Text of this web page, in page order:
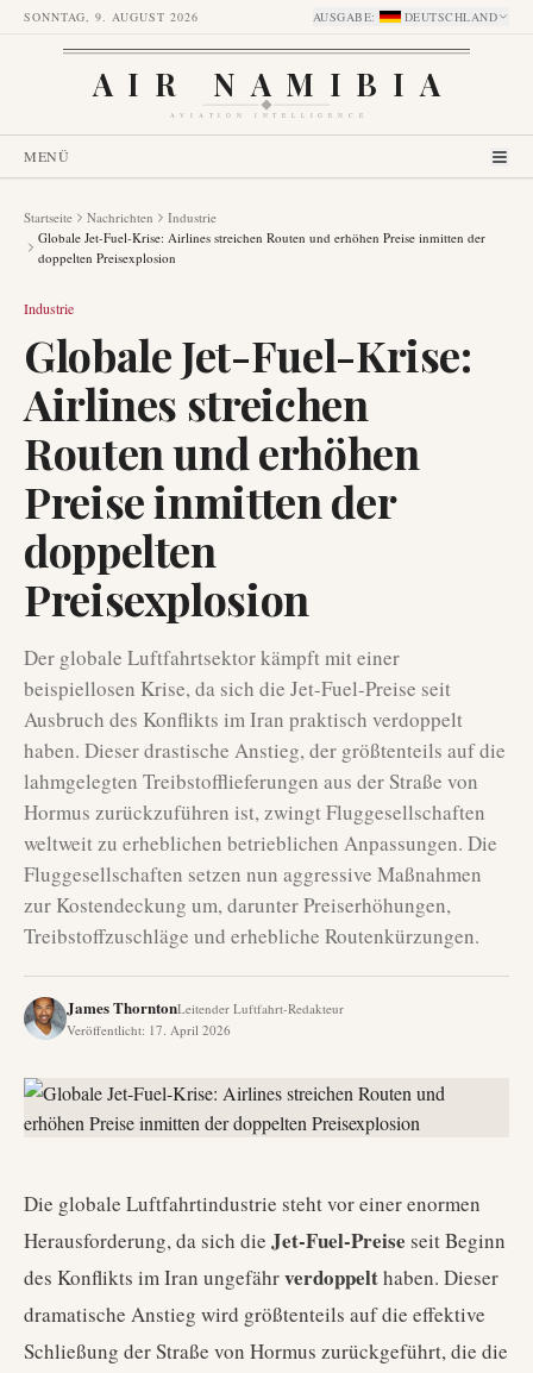
SONNTAG, 9. AUGUST 2026 AUSGABE: DEUTSCHLAND
AIR NAMIBIA
AVIATION INTELLIGENCE
MENÜ
Startseite Nachrichten
Industrie
Globale Jet-Fuel-Krise: Airlines streichen Routen und erhöhen Preise inmitten der
doppelten Preisexplosion
Industrie
Globale Jet-Fuel-Krise:
Airlines streichen
Routen und erhöhen
Preise inmitten der
doppelten
Preisexplosion
Der globale Luftfahrtsektor kämpft mit einer
beispiellosen Krise, da sich die Jet-Fuel-Preise seit
Ausbruch des Konflikts im Iran praktisch verdoppelt
haben. Dieser drastische Anstieg, der größtenteils auf die
lahmgelegten Treibstofflieferungen aus der Straße von
Hormus zurückzuführen ist, zwingt Fluggesellschaften
weltweit zu erheblichen betrieblichen Anpassungen. Die
Fluggesellschaften setzen nun aggressive Maßnahmen
zur Kostendeckung um, darunter Preiserhöhungen,
Treibstoffzuschläge und erhebliche Routenkürzungen.
James ThorntonLeitender Luftfahrt-Redakteur
Veröffentlicht: 17. April 2026
Die globale Luftfahrtindustrie steht vor einer enormen
Herausforderung, da sich die Jet-Fuel-Preise seit Beginn
des Konflikts im Iran ungefährverdoppelthaben. Dieser
dramatische Anstieg wird größtenteils auf die effektive
Schließung der Straße von Hormus zurückgeführt, die die